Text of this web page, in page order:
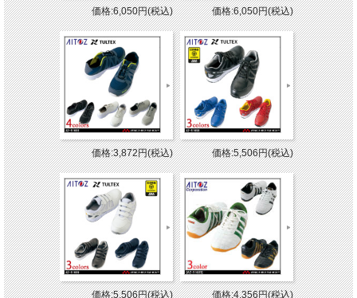
価格:6,050円(税込) 価格:6,050円(税込)
価格:3,872円(税込) 価格:5,506円(税込)
価格:5,506円(税込) 価格:4,356円(税込)